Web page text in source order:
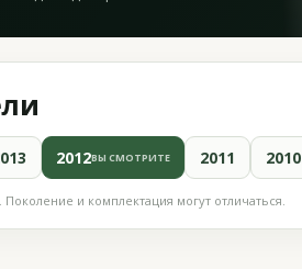
2012ВЫ СМОТРИТЕ 2011 2010
и комплектация могут отличаться.